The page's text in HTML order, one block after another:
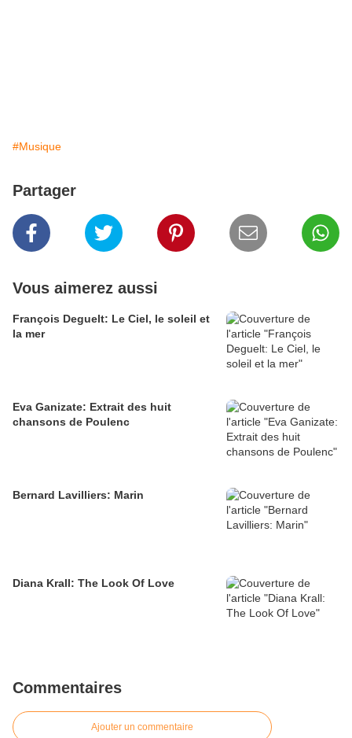
#Musique
Partager
Vous aimerez aussi
François Deguelt: Le Ciel, le soleil et
la mer
Eva Ganizate: Extrait des huit
chansons de Poulenc
Bernard Lavilliers: Marin
Diana Krall: The Look Of Love
Commentaires
Ajouter un commentaire